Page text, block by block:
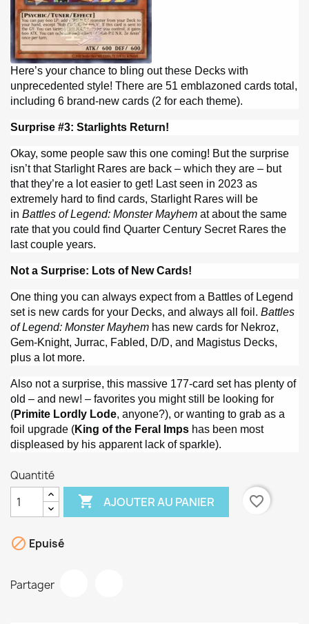
Here’s your chance to bling out these Decks with
unprecedented style! There are 51 emblazoned cards total,
including 6 brand-new cards (2 for each theme).
Surprise #3: Starlights Return!
Okay, some people saw this one coming! But the surprise
isn’t that Starlight Rares are back – which they are – but
that they’re a lot easier to get! Last seen in 2023 as
extremely hard to find cards, Starlight Rares will be
in Battles of Legend: Monster Mayhem at about the same
rate that you could find Quarter Century Secret Rares the
last couple years.
Not a Surprise: Lots of New Cards!
One thing you can always expect from a Battles of Legend
set is new cards for your Decks, and always all foil. Battles
of Legend: Monster Mayhem has new cards for Nekroz,
Gem-Knight, Jurrac, Fabled, D/D, and Magistus Decks,
plus a lot more.
Also not a surprise, this massive 177-card set has plenty of
old – and new! – favorites you might still be looking for
(Primite Lordly Lode, anyone?), or wanting to grab as a
foil upgrade (King of the Feral Imps has been most
displeased by his apparent lack of sparkle).
Quantité
 AJOUTER AU PANIER favorite_border
 Epuisé
Partager